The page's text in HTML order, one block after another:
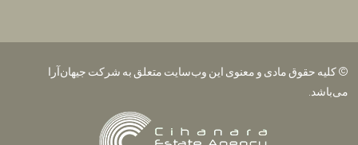
© کلیه حقوق مادی و معنوی این وب‌سایت متعلق به شرکت جیهان‌آرا
می‌باشد.